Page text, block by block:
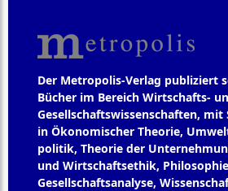
Der Metropolis-Verlag publiziert
Bücher im Bereich Wirtschafts-
Gesellschaftswissenschaften,
in Ökonomischer Theorie,
politik, Theorie der
und Wirtschaftsethik,
Gesellschaftsanalyse,